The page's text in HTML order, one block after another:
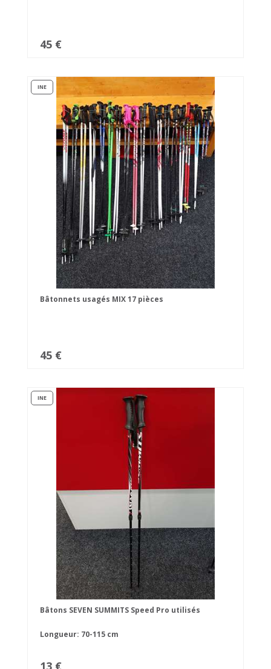
45 €
INE
Bâtonnets usagés MIX 17 pièces
45 €
INE
Bâtons SEVEN SUMMITS Speed Pro utilisés
Longueur: 70-115 cm
13 €